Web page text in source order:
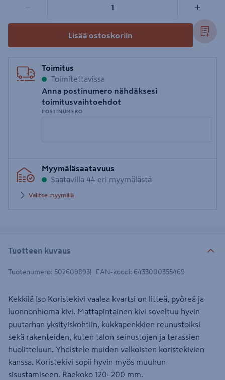
− +
Lisää ostoskoriin
Toimitus
Toimitettavissa
Anna postinumero nähdäksesi
toimitusvaihtoehdot
POSTINUMERO
postinumero
Myymäläsaatavuus
Saatavilla 44 eri myymälästä
Valitse myymälä
Tuotteen kuvaus
Tuotenumero: 502609893 EAN-koodi: 6433000355469
Kekkilä Iso Koristekivi vaalea kvartsi on litteä, pyöreä ja
luonnonhioma kivi. Mattapintainen kivi soveltuu hyvin
puutarhan yksityiskohtiin, kukkapenkkien reunustoiksi
sekä rakenteiden, kuten talon seinustojen ja terassien
huolitteluun. Yhdistele muiden valkoisten koristekivien
kanssa. Koristekivi sopii hyvin myös muuhun
sisustamiseen. Raekoko 120–200 mm.